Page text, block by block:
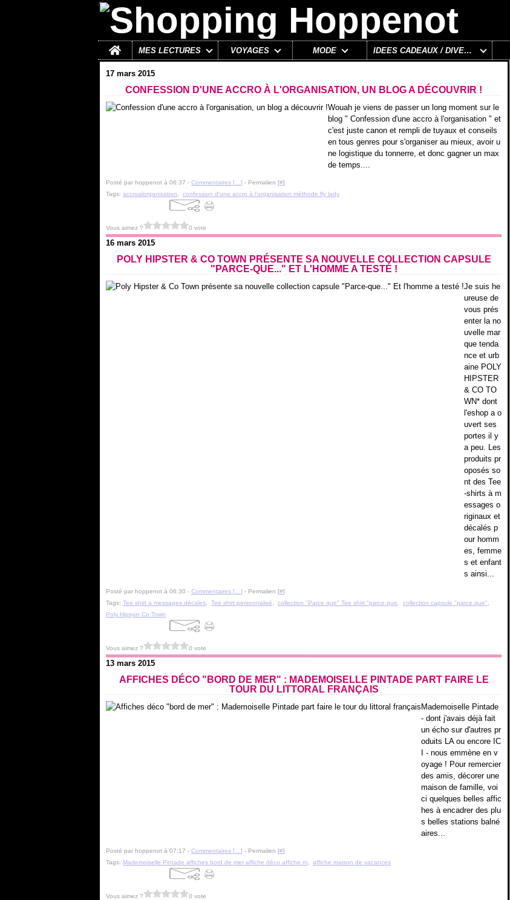
Home
MES LECTURES VOYAGES MODE IDÉES CADEAUX / DIVERS
17 mars 2015
CONFESSION D'UNE ACCRO À L'ORGANISATION, UN BLOG A DÉCOUVRIR !
Wouah je viens de passer un long moment sur le
blog " Confession d'une accro à l'organisation " et
c'est juste canon et rempli de tuyaux et conseils
en tous genres pour s'organiser au mieux, avoir u
ne logistique du tonnerre, et donc gagner un max
de temps....
Posté par hoppenot à 06:37 - Commentaires [ ] - Permalien [#]
Tags: accroalorganisation confession d'une accro à l'organisation méthode fly lady
Vous aimez ? 0 vote
16 mars 2015
POLY HIPSTER & CO TOWN PRÉSENTE SA NOUVELLE COLLECTION CAPSULE
"PARCE-QUE..." ET L'HOMME A TESTÉ !
Je suis he
ureuse de
vous prés
enter la no
uvelle mar
que tenda
nce et urb
aine POLY
HIPSTER
& CO TO
WN* dont
l'eshop a o
uvert ses
portes il y
a peu. Les
produits pr
oposés so
nt des Tee
-shirts à m
essages o
riginaux et
décalés p
our homm
es, femme
s et enfant
s ainsi...
Posté par hoppenot à 06:30 - Commentaires [ ] - Permalien [#]
Tags: Tee shirt a messages décales Tee shirt personnalisé collection "Parce que" Tee shirt "parce que collection capsule "parce que"
Poly Hipsyzr Co Town
Vous aimez ? 0 vote
13 mars 2015
AFFICHES DÉCO "BORD DE MER" : MADEMOISELLE PINTADE PART FAIRE LE
TOUR DU LITTORAL FRANÇAIS
Mademoiselle Pintade
- dont j'avais déjà fait
un écho sur d'autres pr
oduits LA ou encore IC
I - nous emmène en v
oyage ! Pour remercier
des amis, décorer une
maison de famille, voi
ci quelques belles affic
hes à encadrer des plu
s belles stations balné
aires...
Posté par hoppenot à 07:17 - Commentaires [ ] - Permalien [#]
Tags: Mademoiselle Pintade affiches bord de mer affiche déco affiche m affiche maison de vacances
Vous aimez ? 0 vote